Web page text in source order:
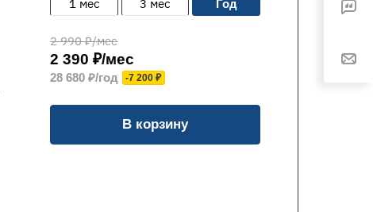
1 мес 3 мес год
2 990 ₽/мес
2 390 ₽/мес
28 680 ₽/год -7 200 ₽
В корзину